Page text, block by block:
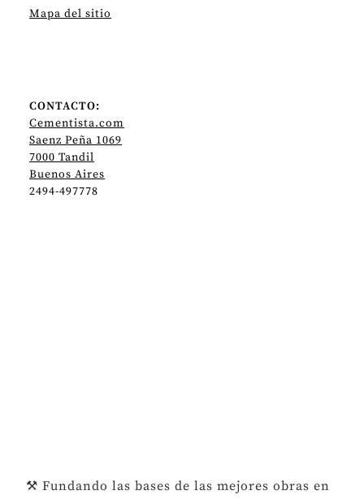
Mapa del sitio
CONTACTO:
Cementista.com
Saenz Peña 1069
7000 Tandil
Buenos Aires
2494-497778
⚒️ Fundando las bases de las mejores obras en